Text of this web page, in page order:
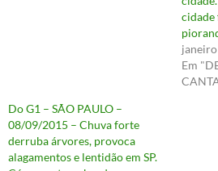
cidade
Em
Do G1 – SÃO PAULO –
08/09/2015 – Chuva forte
derruba árvores, provoca
alagamentos e lentidão em SP.